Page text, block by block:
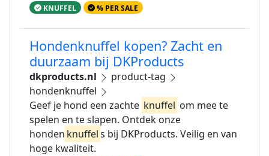
KNUFFEL % PER SALE
Hondenknuffel kopen? Zacht en
duurzaam bij DKProducts
dkproducts.nl
product-tag
hondenknuffel
Geef je hond een zachte knuffel om mee te
spelen en te slapen. Ontdek onze
honden knuffels bij DKProducts. Veilig en van
hoge kwaliteit.